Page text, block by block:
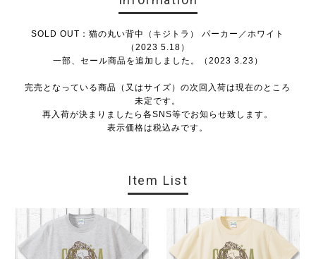
SOLD OUT：猫の丸い背中（キジトラ） パーカー／ホワイト
（2023 5.18）
一部、セール商品を追加しました。（2023 3.23）
完売となっている商品（又はサイズ）の次回入荷は現在のところ
未定です。
再入荷が決まりましたら各SNS等でお知らせ致します。
表示価格は税込みです。
Item List